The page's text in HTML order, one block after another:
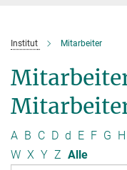
Institut Mitarbeiter
A B C D d E F G H
W X Y Z Alle